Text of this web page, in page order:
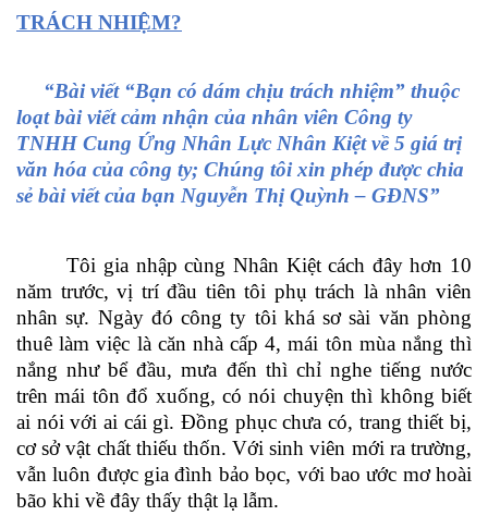
TRÁCH NHIỆM?
“Bài viết “Bạn có dám chịu trách nhiệm” thuộc
loạt bài viết cảm nhận của nhân viên Công ty
TNHH Cung Ứng Nhân Lực Nhân Kiệt về 5 giá trị
văn hóa của công ty; Chúng tôi xin phép được chia
sẻ bài viết của bạn Nguyễn Thị Quỳnh – GĐNS”
Tôi gia nhập cùng Nhân Kiệt cách đây hơn 10
năm trước, vị trí đầu tiên tôi phụ trách là nhân viên
nhân sự. Ngày đó công ty tôi khá sơ sài văn phòng
thuê làm việc là căn nhà cấp 4, mái tôn mùa nắng thì
nắng như bể đầu, mưa đến thì chỉ nghe tiếng nước
trên mái tôn đổ xuống, có nói chuyện thì không biết
ai nói với ai cái gì. Đồng phục chưa có, trang thiết bị,
cơ sở vật chất thiếu thốn. Với sinh viên mới ra trường,
vẫn luôn được gia đình bảo bọc, với bao ước mơ hoài
bão khi về đây thấy thật lạ lẫm.